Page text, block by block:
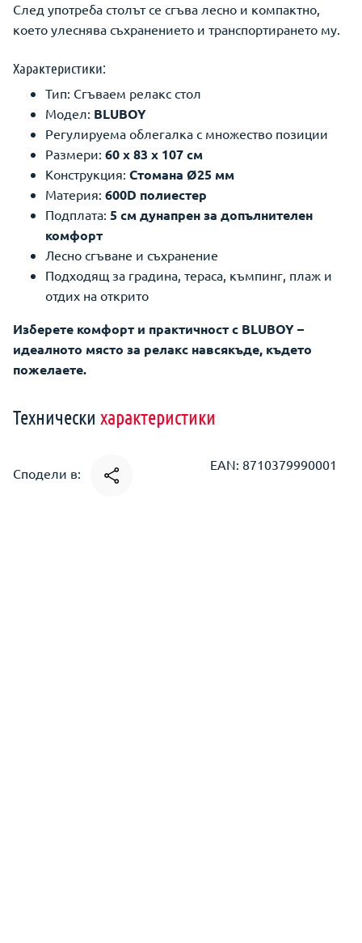
След употреба столът се сгъва лесно и компактно,
което улеснява съхранението и транспортирането му.
Характеристики:
Тип: Сгъваем релакс стол
Модел: BLUBOY
Регулируема облегалка с множество позиции
Размери: 60 x 83 x 107 см
Конструкция: Стомана Ø25 мм
Материя: 600D полиестер
Подплата: 5 см дунапрен за допълнителен
комфорт
Лесно сгъване и съхранение
Подходящ за градина, тераса, къмпинг, плаж и
отдих на открито
Изберете комфорт и практичност с BLUBOY –
идеалното място за релакс навсякъде, където
пожелаете.
Технически характеристики
Сподели в:
EAN: 8710379990001